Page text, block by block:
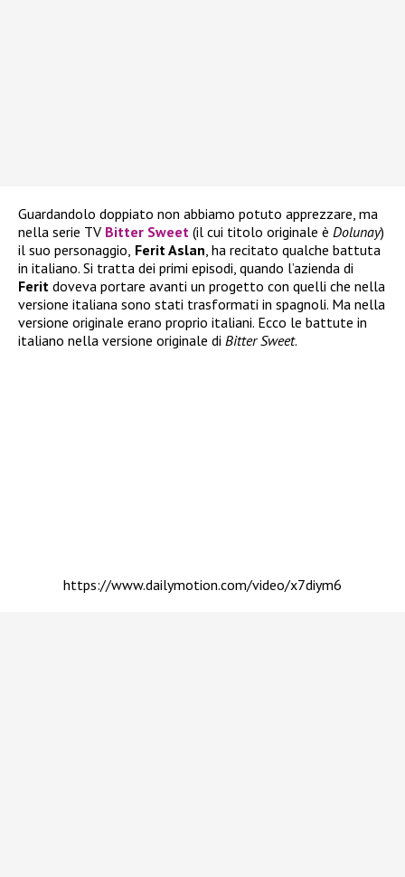
Guardandolo doppiato non abbiamo potuto apprezzare, ma
nella serie TV Bitter Sweet (il cui titolo originale è Dolunay)
il suo personaggio, Ferit Aslan, ha recitato qualche battuta
in italiano. Si tratta dei primi episodi, quando l’azienda di
Ferit doveva portare avanti un progetto con quelli che nella
versione italiana sono stati trasformati in spagnoli. Ma nella
versione originale erano proprio italiani. Ecco le battute in
italiano nella versione originale di Bitter Sweet.
https://www.dailymotion.com/video/x7diym6